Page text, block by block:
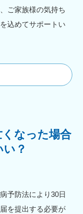
ご家族様の気持ち
込めてサポートい
なった場合
？
予防法により30日
を提出する必要が